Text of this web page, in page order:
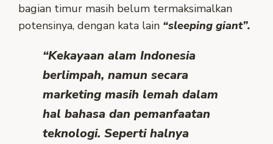
bagian timur masih belum termaksimalkan
potensinya, dengan kata lain “sleeping giant”.
“Kekayaan alam Indonesia
berlimpah, namun secara
marketing masih lemah dalam
hal bahasa dan pemanfaatan
teknologi. Seperti halnya